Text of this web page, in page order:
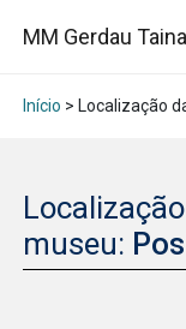
MM Gerdau
Início > Localização
museu: